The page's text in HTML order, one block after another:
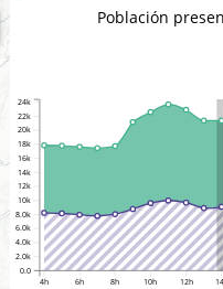
Población
4h 6h 8h 10h 12h
0.0
2.0k
4.0k
6.0k
8.0k
10k
12k
14k
16k
18k
20k
22k
24k